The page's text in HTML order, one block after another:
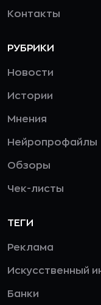
Контакты
РУБРИКИ
Новости
Истории
Мнения
Нейропрофайлы
Обзоры
Чек-листы
ТЕГИ
Реклама
Искусственный
Банки